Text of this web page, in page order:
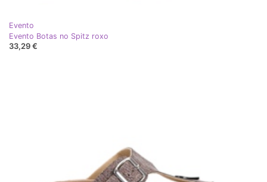
Evento
Evento Botas no Spitz roxo
33,29 €